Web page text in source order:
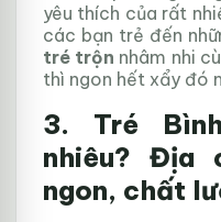
yêu thích của rất
các bạn trẻ đến
tré trộn nhâm nhi
thì ngon hết xẩy đó
3. Tré
nhiêu? Địa
ngon, chất